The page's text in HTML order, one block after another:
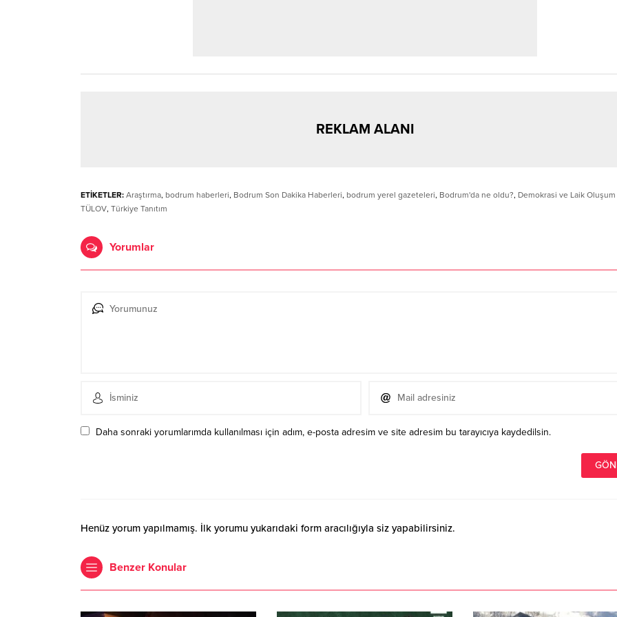
REKLAM ALANI
ETİKETLER: Araştırma, bodrum haberleri, Bodrum Son Dakika Haberleri, bodrum yerel gazeteleri, Bodrum'da ne oldu?, Demokrasi ve Laik Oluşum
TÜLOV, Türkiye Tanıtım
Yorumlar
Daha sonraki yorumlarımda kullanılması için adım, e-posta adresim ve site adresim bu tarayıcıya kaydedilsin.
Henüz yorum yapılmamış. İlk yorumu yukarıdaki form aracılığıyla siz yapabilirsiniz.
Benzer Konular